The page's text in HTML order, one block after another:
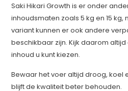
Saki Hikari Growth is er onder
inhoudsmaten zoals 5 kg en 15
variant kunnen er ook andere
beschikbaar zijn. Kijk daarom
inhoud u kunt kiezen.
Bewaar het voer altijd droog, koel
blijft de kwaliteit beter behouden.